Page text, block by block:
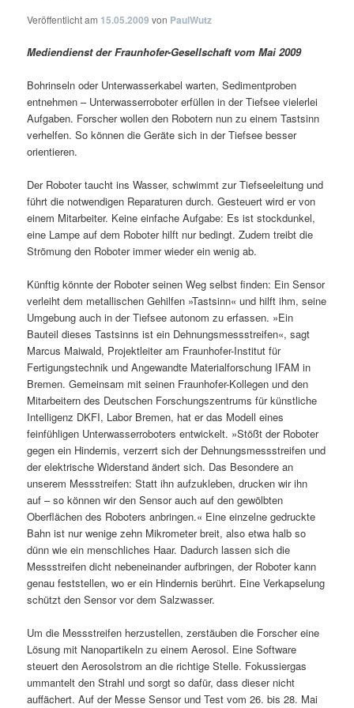
Veröffentlicht am 15.05.2009 von PaulWutz
Mediendienst der Fraunhofer-Gesellschaft vom Mai 2009
Bohrinseln oder Unterwasserkabel warten, Sedimentproben
entnehmen – Unterwasserroboter erfüllen in der Tiefsee vielerlei
Aufgaben. Forscher wollen den Robotern nun zu einem Tastsinn
verhelfen. So können die Geräte sich in der Tiefsee besser
orientieren.
Der Roboter taucht ins Wasser, schwimmt zur Tiefseeleitung und
führt die notwendigen Reparaturen durch. Gesteuert wird er von
einem Mitarbeiter. Keine einfache Aufgabe: Es ist stockdunkel,
eine Lampe auf dem Roboter hilft nur bedingt. Zudem treibt die
Strömung den Roboter immer wieder ein wenig ab.
Künftig könnte der Roboter seinen Weg selbst finden: Ein Sensor
verleiht dem metallischen Gehilfen »Tastsinn« und hilft ihm, seine
Umgebung auch in der Tiefsee autonom zu erfassen. »Ein
Bauteil dieses Tastsinns ist ein Dehnungsmessstreifen«, sagt
Marcus Maiwald, Projektleiter am Fraunhofer-Institut für
Fertigungstechnik und Angewandte Materialforschung IFAM in
Bremen. Gemeinsam mit seinen Fraunhofer-Kollegen und den
Mitarbeitern des Deutschen Forschungszentrums für künstliche
Intelligenz DKFI, Labor Bremen, hat er das Modell eines
feinfühligen Unterwasserroboters entwickelt. »Stößt der Roboter
gegen ein Hindernis, verzerrt sich der Dehnungsmessstreifen und
der elektrische Widerstand ändert sich. Das Besondere an
unserem Messstreifen: Statt ihn aufzukleben, drucken wir ihn
auf – so können wir den Sensor auch auf den gewölbten
Oberflächen des Roboters anbringen.« Eine einzelne gedruckte
Bahn ist nur wenige zehn Mikrometer breit, also etwa halb so
dünn wie ein menschliches Haar. Dadurch lassen sich die
Messstreifen dicht nebeneinander aufbringen, der Roboter kann
genau feststellen, wo er ein Hindernis berührt. Eine Verkapselung
schützt den Sensor vor dem Salzwasser.
Um die Messstreifen herzustellen, zerstäuben die Forscher eine
Lösung mit Nanopartikeln zu einem Aerosol. Eine Software
steuert den Aerosolstrom an die richtige Stelle. Fokussiergas
ummantelt den Strahl und sorgt so dafür, dass dieser nicht
auffächert. Auf der Messe Sensor und Test vom 26. bis 28. Mai